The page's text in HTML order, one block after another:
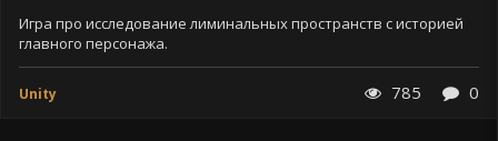
Игра про исследование лиминальных пространств с историей
главного персонажа.
Unity 785 0